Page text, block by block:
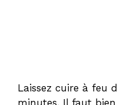
Laissez cuire à feu
minutes. Il faut